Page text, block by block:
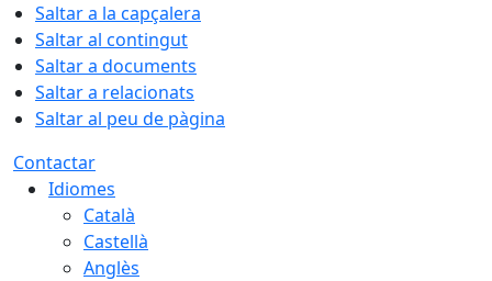
Saltar a la capçalera
Saltar al contingut
Saltar a documents
Saltar a relacionats
Saltar al peu de pàgina
Contactar
Idiomes
Català
Castellà
Anglès